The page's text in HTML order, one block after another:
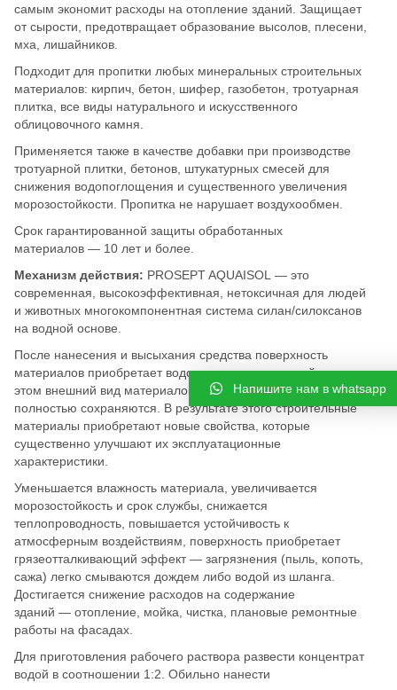
самым экономит расходы на отопление зданий. Защищает
от сырости, предотвращает образование высолов, плесени,
мха, лишайников.
Подходит для пропитки любых минеральных строительных
материалов: кирпич, бетон, шифер, газобетон, тротуарная
плитка, все виды натурального и искусственного
облицовочного камня.
Применяется также в качестве добавки при производстве
тротуарной плитки, бетонов, штукатурных смесей для
снижения водопоглощения и существенного увеличения
морозостойкости. Пропитка не нарушает воздухообмен.
Срок гарантированной защиты обработанных
материалов — 10 лет и более.
Механизм действия: PROSEPT AQUAISOL — это
современная, высокоэффективная, нетоксичная для людей
и животных многокомпонентная система силан/силоксанов
на водной основе.
После нанесения и высыхания средства поверхность
материалов приобретает водоотталкивающие свойства, при
этом внешний вид материалов и паропроницаемость
полностью сохраняются. В результате этого строительные
материалы приобретают новые свойства, которые
существенно улучшают их эксплуатационные
характеристики.
Уменьшается влажность материала, увеличивается
морозостойкость и срок службы, снижается
теплопроводность, повышается устойчивость к
атмосферным воздействиям, поверхность приобретает
грязеотталкивающий эффект — загрязнения (пыль, копоть,
сажа) легко смываются дождем либо водой из шланга.
Достигается снижение расходов на содержание
зданий — отопление, мойка, чистка, плановые ремонтные
работы на фасадах.
Для приготовления рабочего раствора развести концентрат
водой в соотношении 1:2. Обильно нанести
Напишите нам в whatsapp